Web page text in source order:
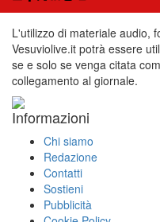
L'utilizzo di materiale audio,
Vesuviolive.it potrà essere
se e solo se venga citata
collegamento al giornale.
Informazioni
Chi siamo
Redazione
Contatti
Sostieni
Pubblicità